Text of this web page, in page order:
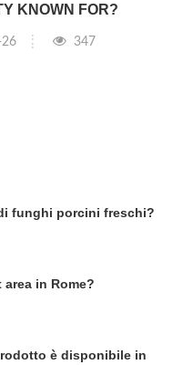
KNOWN FOR?
347
funghi porcini freschi?
in Rome?
è disponibile in